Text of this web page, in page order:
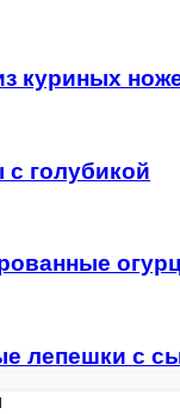
куриных
голубикой
лепешки с